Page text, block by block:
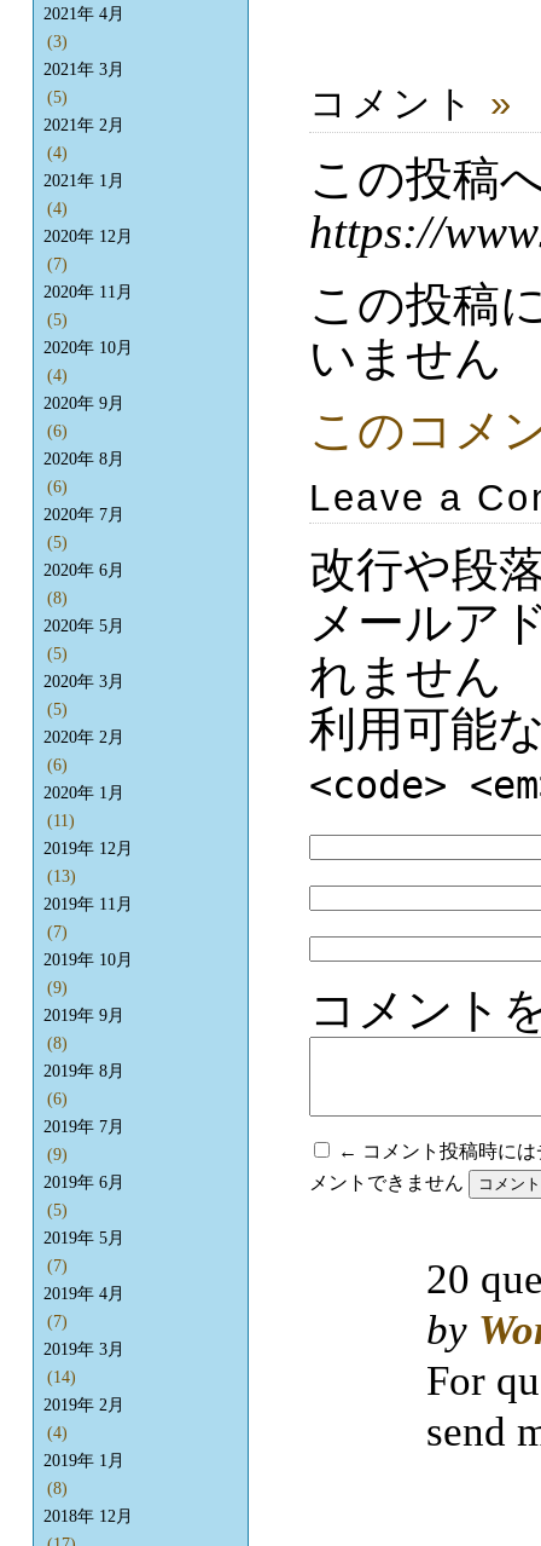
コメント »
この投稿
https://
この投稿
いません
このコメ
Leave a
改行や段
メールア
れません
利用可能
<code>
コメント
← コメント投稿時に
メントできません
2021年 4月
(3)
2021年 3月
(5)
2021年 2月
(4)
2021年 1月
(4)
2020年 12月
(7)
2020年 11月
(5)
2020年 10月
(4)
2020年 9月
(6)
2020年 8月
(6)
2020年 7月
(5)
2020年 6月
(8)
2020年 5月
(5)
2020年 3月
(5)
2020年 2月
(6)
2020年 1月
(11)
2019年 12月
(13)
2019年 11月
(7)
2019年 10月
(9)
2019年 9月
(8)
2019年 8月
(6)
2019年 7月
(9)
2019年 6月
(5)
2019年 5月
(7)
2019年 4月
(7)
2019年 3月
(14)
2019年 2月
(4)
2019年 1月
(8)
2018年 12月
20
by
For
send